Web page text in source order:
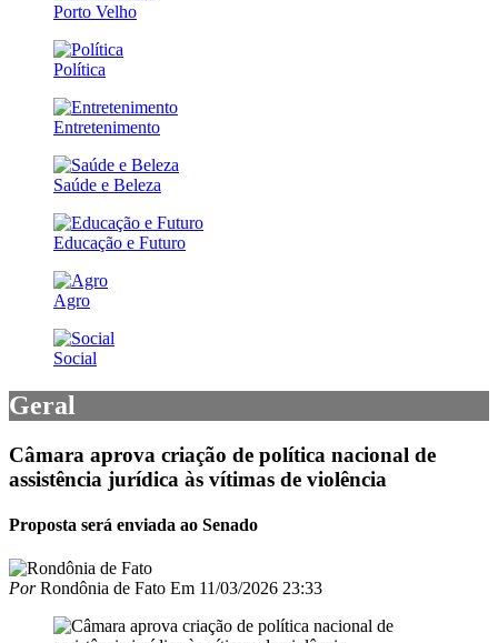
Porto Velho
Política
Entretenimento
Saúde e Beleza
Educação e Futuro
Agro
Social
Geral
Câmara aprova criação de política nacional de
assistência jurídica às vítimas de violência
Proposta será enviada ao Senado
PorRondônia de Fato Em 11/03/2026 23:33